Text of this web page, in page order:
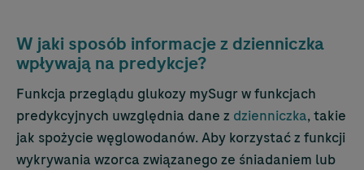
W jaki sposób informacje z dzienniczka
wpływają na predykcje?
Funkcja przeglądu glukozy mySugr w funkcjach
predykcyjnych uwzględnia dane z dzienniczka, takie
jak spożycie węglowodanów. Aby korzystać z funkcji
wykrywania wzorca związanego ze śniadaniem lub